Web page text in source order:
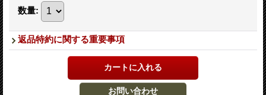
数量:
返品特約に関する重要事項